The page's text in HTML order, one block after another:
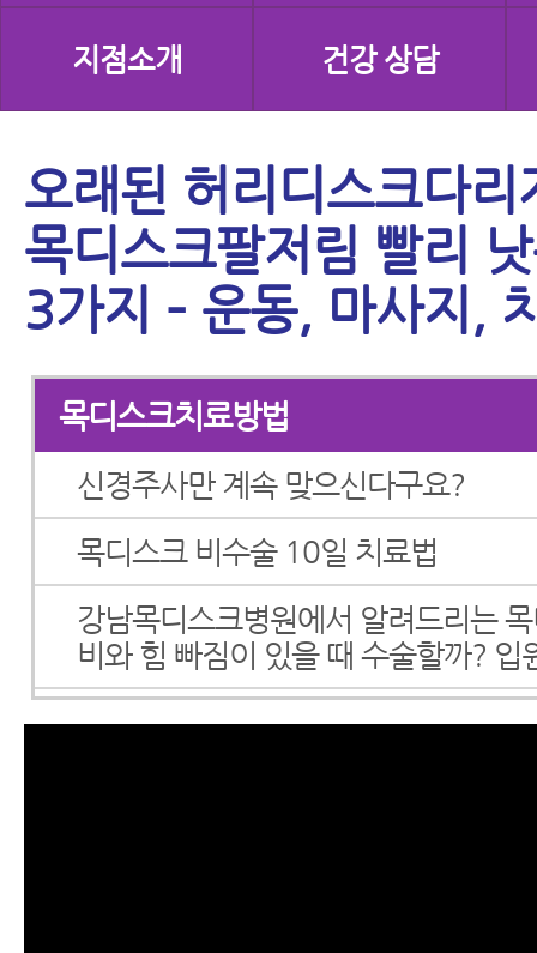
지점소개 건강 상담
오래된 허리디스크다리
목디스크팔저림 빨리
3가지 – 운동, 마사지,
목디스크치료방법
신경주사만 계속 맞으신다구요?
목디스크 비수술 10일 치료법
강남목디스크병원에서 알려드리는
비와 힘 빠짐이 있을 때 수술할까? 입
강남척추병원 강남 모커리한방병원